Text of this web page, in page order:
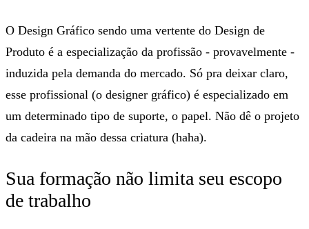
O Design Gráfico sendo uma vertente do Design de
Produto é a especialização da profissão - provavelmente -
induzida pela demanda do mercado. Só pra deixar claro,
esse profissional (o designer gráfico) é especializado em
um determinado tipo de suporte, o papel. Não dê o projeto
da cadeira na mão dessa criatura (haha).
Sua formação não limita seu escopo
de trabalho